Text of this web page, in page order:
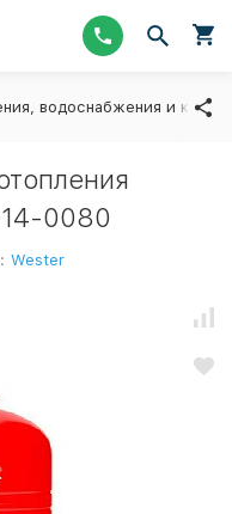
водоснабжения и
0080
Wester